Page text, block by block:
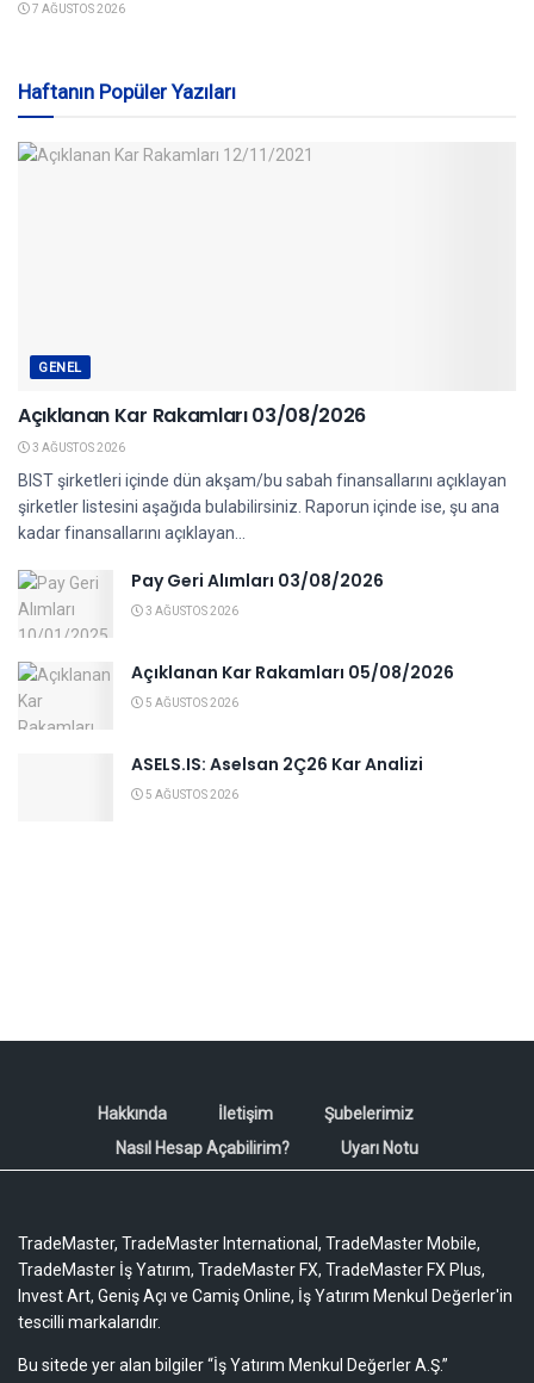
7 AĞUSTOS 2026
Haftanın Popüler Yazıları
GENEL
Açıklanan Kar Rakamları 03/08/2026
3 AĞUSTOS 2026
BIST şirketleri içinde dün akşam/bu sabah finansallarını açıklayan
şirketler listesini aşağıda bulabilirsiniz. Raporun içinde ise, şu ana
kadar finansallarını açıklayan...
Pay Geri Alımları 03/08/2026
3 AĞUSTOS 2026
Açıklanan Kar Rakamları 05/08/2026
5 AĞUSTOS 2026
ASELS.IS: Aselsan 2Ç26 Kar Analizi
5 AĞUSTOS 2026
Hakkında İletişim
Şubelerimiz
Nasıl Hesap Açabilirim?
Uyarı Notu
TradeMaster, TradeMaster International, TradeMaster Mobile,
TradeMaster İş Yatırım, TradeMaster FX, TradeMaster FX Plus,
Invest Art, Geniş Açı ve Camiş Online, İş Yatırım Menkul Değerler'in
tescilli markalarıdır.
Bu sitede yer alan bilgiler “İş Yatırım Menkul Değerler A.Ş.”